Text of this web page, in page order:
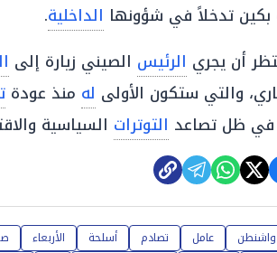
بكين تدخلاً في شؤونها الداخلية.
أن يجري الرئيس الصيني زيارة إلى
والتي ستكون الأولى له منذ عودة
في ظل تصاعد التوترات السياسية
واشنطن عامل تصادم أسلحة الأربعاء